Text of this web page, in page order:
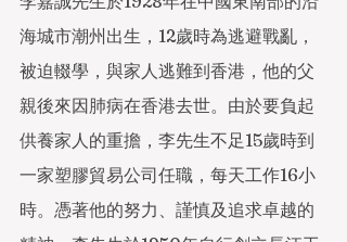
海城市潮州出生，12歲時為逃避戰亂，
被迫輟學，與家人逃難到香港，他的父
親後來因肺病在香港去世。由於要負起
供養家人的重擔，李先生不足15歲時到
一家塑膠貿易公司任職，每天工作16小
時。憑著他的努力、謹慎及追求卓越的